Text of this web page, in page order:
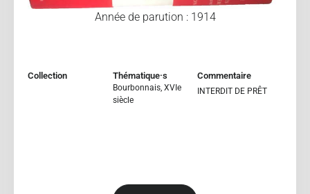
Année de parution : 1914
Collection Thématique·s
Bourbonnais, XVIe
siècle
Commentaire
INTERDIT DE PRÊT